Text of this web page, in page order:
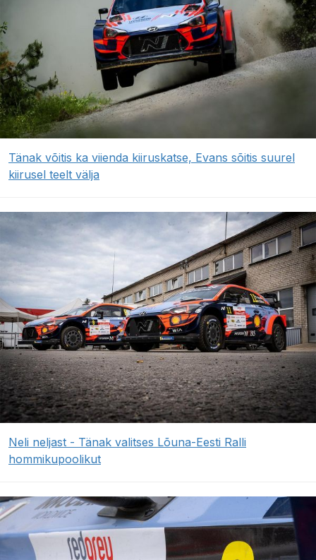
Tänak võitis ka viienda kiiruskatse, Evans sõitis suurel
kiirusel teelt välja
Neli neljast - Tänak valitses Lõuna-Eesti Ralli
hommikupoolikut